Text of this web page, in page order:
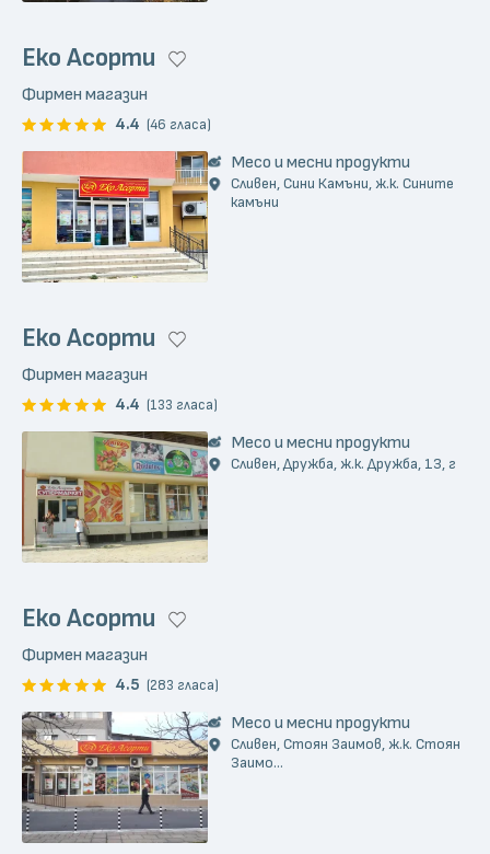
Еко Асорти
Фирмен магазин
4.4 (46 гласа)
Месо и месни продукти
Сливен, Сини Камъни, ж.к. Сините
камъни
Еко Асорти
Фирмен магазин
4.4 (133 гласа)
Месо и месни продукти
Сливен, Дружба, ж.к. Дружба, 13, г
Еко Асорти
Фирмен магазин
4.5 (283 гласа)
Месо и месни продукти
Сливен, Стоян Заимов, ж.к. Стоян
Заимо...